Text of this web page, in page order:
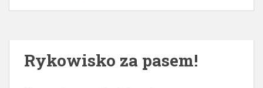
Rykowisko za pasem!